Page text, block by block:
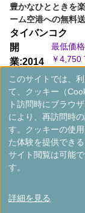
豊かなひとときを
ーム空港への無料
タイバンコク
開
業:2014
年
最低価
￥4,750
Marriott Bonvoyで
プラチナエリート特典
室アップグレード有（
典（宿泊者限定）
その他情報：
18ホー
ラム,サンセットヨガ
More...
1 - 10 件 / 全 19 件
このサイトでは、
て、クッキー（
ト訪問時にブラウ
により、再訪問時
す。クッキーの使
た体験を提供でき
サイト閲覧は可能
す。
詳細を見る